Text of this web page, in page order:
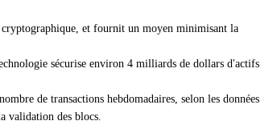
et fournit un moyen minimisant la
sécurise environ 4 milliards de dollars d'actifs
de transactions hebdomadaires, selon les données
validation des blocs.